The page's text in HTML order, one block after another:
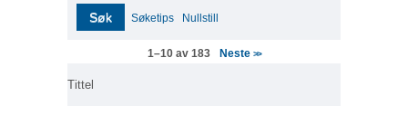
Søk Søketips Nullstill
1–10 av 183 Neste >>
Tittel